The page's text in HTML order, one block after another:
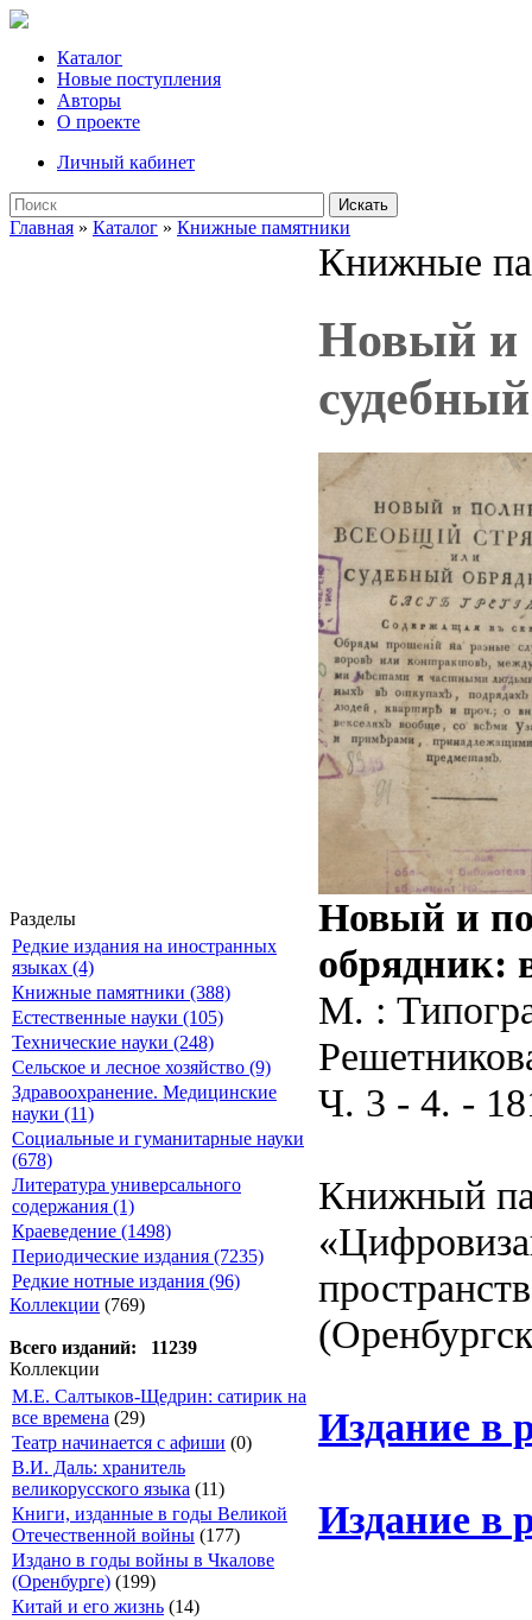
Каталог
Новые поступления
Авторы
О проекте
Личный кабинет
Искать
Главная » Каталог » Книжные памятники
Разделы
Редкие издания на иностранных
языках (4)
Книжные памятники (388)
Естественные науки (105)
Технические науки (248)
Сельское и лесное хозяйство (9)
Здравоохранение. Медицинские
науки (11)
Социальные и гуманитарные науки
(678)
Литература универсального
содержания (1)
Краеведение (1498)
Периодические издания (7235)
Редкие нотные издания (96)
Коллекции (769)
Всего изданий: 11239
Коллекции
М.Е. Салтыков-Щедрин: сатирик на
все времена (29)
Театр начинается с афиши (0)
В.И. Даль: хранитель
великорусского языка (11)
Книги, изданные в годы Великой
Отечественной войны (177)
Издано в годы войны в Чкалове
(Оренбурге) (199)
Китай и его жизнь (14)
Книжные
Новый и
Новый и
обрядник:
М. :
Ч. 3 - 4. -
Книжный
Издание в
Издание в